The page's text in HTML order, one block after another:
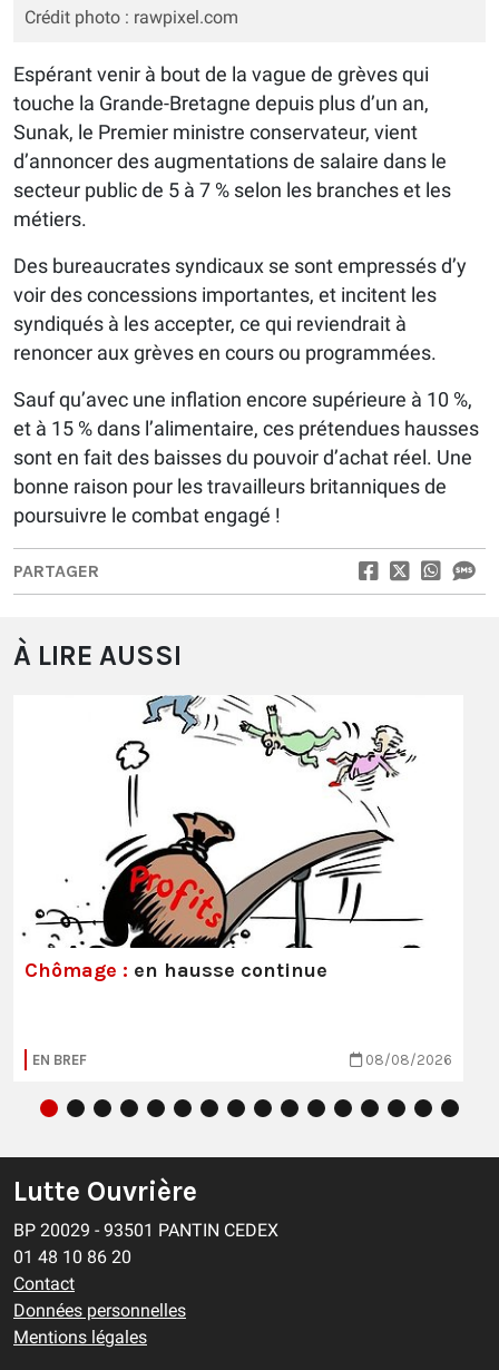
Crédit photo : rawpixel.com
Espérant venir à bout de la vague de grèves qui
touche la Grande-Bretagne depuis plus d’un an,
Sunak, le Premier ministre conservateur, vient
d’annoncer des augmentations de salaire dans le
secteur public de 5 à 7 % selon les branches et les
métiers.
Des bureaucrates syndicaux se sont empressés d’y
voir des concessions importantes, et incitent les
syndiqués à les accepter, ce qui reviendrait à
renoncer aux grèves en cours ou programmées.
Sauf qu’avec une inflation encore supérieure à 10 %,
et à 15 % dans l’alimentaire, ces prétendues hausses
sont en fait des baisses du pouvoir d’achat réel. Une
bonne raison pour les travailleurs britanniques de
poursuivre le combat engagé !
PARTAGER
À LIRE AUSSI
Chômage : en hausse continue
EN BREF 08/08/2026
Lutte Ouvrière
BP 20029 - 93501 PANTIN CEDEX
01 48 10 86 20
Contact
Données personnelles
Mentions légales